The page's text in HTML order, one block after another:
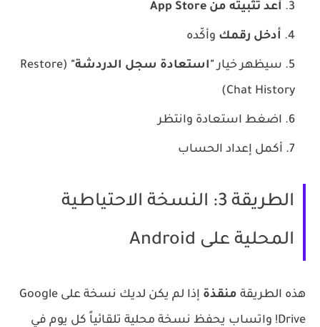
أعد تثبيته من App Store
أدخل رقمكوأكّده
سيظهر خيار"استعادة سجل الدردشة"
(Restore
Chat History)
اضغط استعادة وانتظر
أكمل إعداد الحساب
الطريقة 3: النسخة الاحتياطية
المحلية على Android
هذه الطريقةمنقذة
إذا لم يكن لديك نسخة على Google
Drive! واتساب يحفظ نسخة محلية تلقائياً كل يوم في